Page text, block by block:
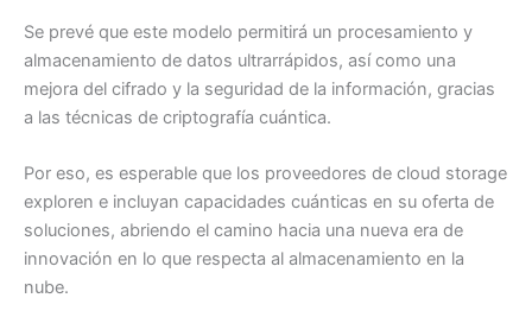
Se prevé que este modelo permitirá un procesamiento y
almacenamiento de datos ultrarrápidos, así como una
mejora del cifrado y la seguridad de la información, gracias
a las técnicas de criptografía cuántica.
Por eso, es esperable que los proveedores de cloud storage
exploren e incluyan capacidades cuánticas en su oferta de
soluciones, abriendo el camino hacia una nueva era de
innovación en lo que respecta al almacenamiento en la
nube.